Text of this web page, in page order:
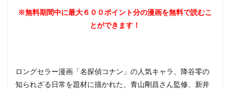
※無料期間中に最大６００ポイント分の漫画を無料で読むこ
とができます！
ロングセラー漫画「名探偵コナン」の人気キャラ、降谷零の
知られざる日常を題材に描かれた、青山剛昌さん監修、新井